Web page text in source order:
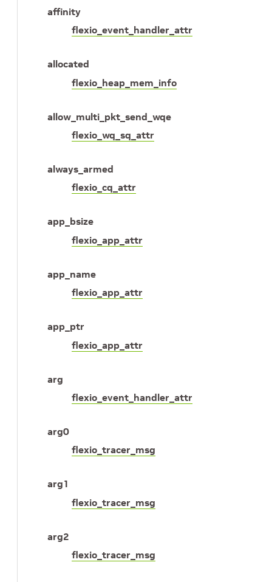
affinity
flexio_event_handler_attr
allocated
flexio_heap_mem_info
allow_multi_pkt_send_wqe
flexio_wq_sq_attr
always_armed
flexio_cq_attr
app_bsize
flexio_app_attr
app_name
flexio_app_attr
app_ptr
flexio_app_attr
arg
flexio_event_handler_attr
arg0
flexio_tracer_msg
arg1
flexio_tracer_msg
arg2
flexio_tracer_msg